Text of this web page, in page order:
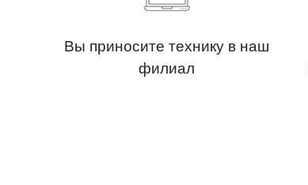
Вы приносите технику в наш
филиал